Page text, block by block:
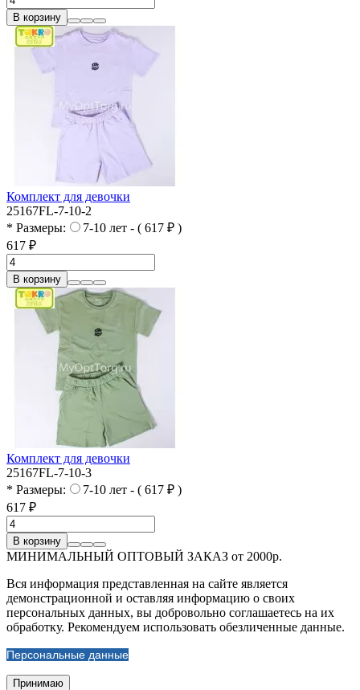
В корзину
Комплект для девочки
25167FL-7-10-2
* Размеры:
7-10 лет - ( 617 ₽ )
617 ₽
В корзину
Комплект для девочки
25167FL-7-10-3
* Размеры:
7-10 лет - ( 617 ₽ )
617 ₽
В корзину
МИНИМАЛЬНЫЙ ОПТОВЫЙ ЗАКАЗ от 2000р.
Вся информация представленная на сайте является
демонстрационной и оставляя информацию о своих
персональных данных, вы добровольно соглашаетесь на их
обработку. Рекомендуем использовать обезличенные данные.
Персональные данные
Принимаю